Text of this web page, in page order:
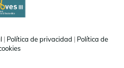
| Política de privacidad | Política de